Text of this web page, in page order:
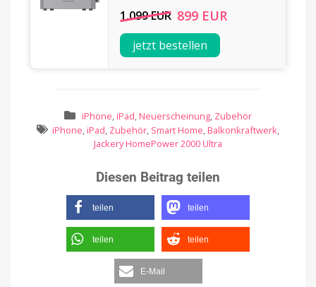
1.099 EUR 899 EUR
jetzt bestellen
iPhone, iPad, Neuerscheinung, Zubehör
iPhone, iPad, Zubehör, Smart Home, Balkonkraftwerk,
Jackery HomePower 2000 Ultra
Diesen Beitrag teilen
teilen teilen
teilen teilen
E-Mail